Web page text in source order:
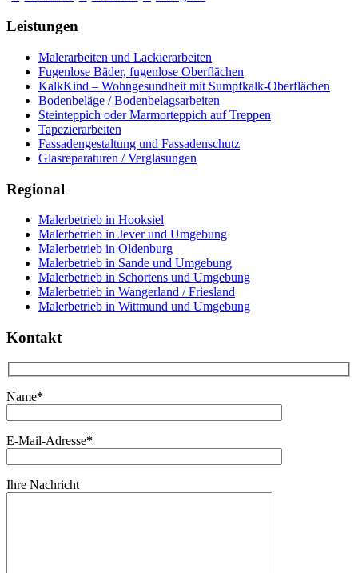
Leistungen
Malerarbeiten und Lackierarbeiten
Fugenlose Bäder, fugenlose Oberflächen
KalkKind – Wohngesundheit mit Sumpfkalk-Oberflächen
Bodenbeläge / Bodenbelagsarbeiten
Steinteppich oder Marmorteppich auf Treppen
Tapezierarbeiten
Fassadengestaltung und Fassadenschutz
Glasreparaturen / Verglasungen
Regional
Malerbetrieb in Hooksiel
Malerbetrieb in Jever und Umgebung
Malerbetrieb in Oldenburg
Malerbetrieb in Sande und Umgebung
Malerbetrieb in Schortens und Umgebung
Malerbetrieb in Wangerland / Friesland
Malerbetrieb in Wittmund und Umgebung
Kontakt
Name*
E-Mail-Adresse*
Ihre Nachricht